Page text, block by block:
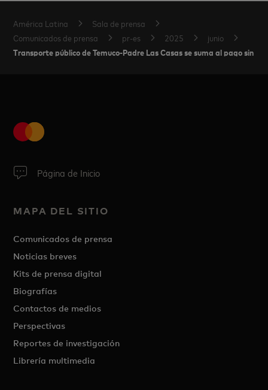
América Latina
Sala de prensa
Comunicados de prensa
pr-es 2025 junio
Transporte público de Temuco-Padre Las Casas se suma al pago sin
Página de Inicio
MAPA DEL SITIO
Comunicados de prensa
Noticias breves
Kits de prensa digital
Biografías
Contactos de medios
Perspectivas
Reportes de investigación
Librería multimedia